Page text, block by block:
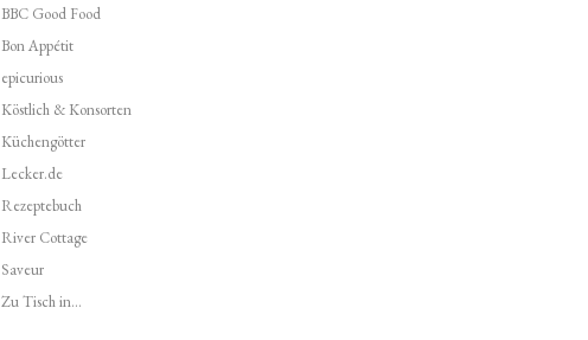
BBC Good Food
Bon Appétit
epicurious
Köstlich & Konsorten
Küchengötter
Lecker.de
Rezeptebuch
River Cottage
Saveur
Zu Tisch in...